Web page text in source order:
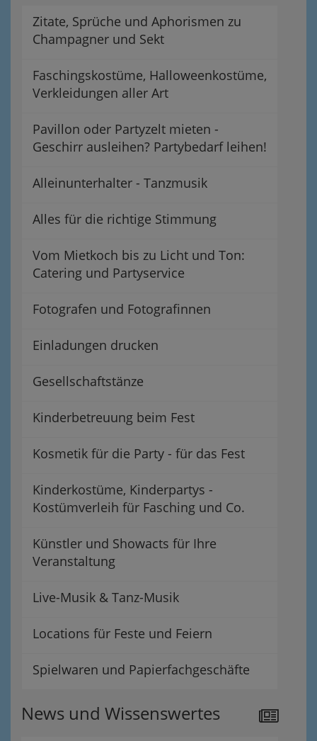
Zitate, Sprüche und Aphorismen zu
Champagner und Sekt
Faschingskostüme, Halloweenkostüme,
Verkleidungen aller Art
Pavillon oder Partyzelt mieten -
Geschirr ausleihen? Partybedarf leihen!
Alleinunterhalter - Tanzmusik
Alles für die richtige Stimmung
Vom Mietkoch bis zu Licht und Ton:
Catering und Partyservice
Fotografen und Fotografinnen
Einladungen drucken
Gesellschaftstänze
Kinderbetreuung beim Fest
Kosmetik für die Party - für das Fest
Kinderkostüme, Kinderpartys -
Kostümverleih für Fasching und Co.
Künstler und Showacts für Ihre
Veranstaltung
Live-Musik & Tanz-Musik
Locations für Feste und Feiern
Spielwaren und Papierfachgeschäfte
News und Wissenswertes